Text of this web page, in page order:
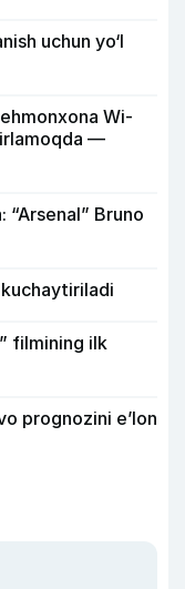
uchun yo‘l
Wi-
—
Bruno
filmining ilk
prognozini e’lon